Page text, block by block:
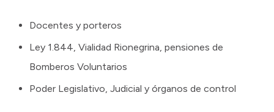
Docentes y porteros
Ley 1.844, Vialidad Rionegrina, pensiones de
Bomberos Voluntarios
Poder Legislativo, Judicial y órganos de control